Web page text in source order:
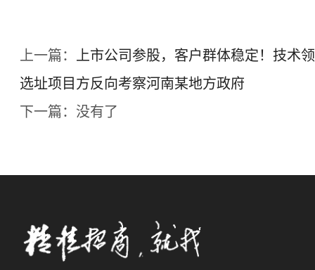
上一篇：
上市公司参股，客户群体稳定！技术
选址项目方反向考察河南某地方政府
下一篇：没有了